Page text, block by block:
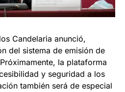
Candelaria anunció,
del sistema de emisión de
la plataforma
y seguridad a los
también será de especial